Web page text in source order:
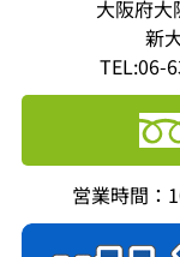
大阪府大
新
TEL:06-
営業時間：